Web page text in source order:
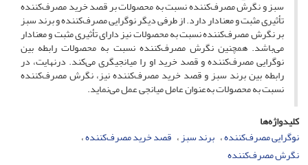
سبز و نگرش مصرف‌کننده نسبت به محصولات بر قصد خرید مصرف‌کننده
تأثیری مثبت و معنادار دارد. از طرفی دیگر نوگرایی مصرف‌کننده و برند سبز
بر نگرش مصرف‌کننده نسبت به محصولات نیز دارای تأثیری مثبت و معنادار
می‌باشد. همچنین نگرش مصرف‌کننده نسبت به محصولات رابطه بین
نوگرایی مصرف‌کننده و قصد خرید او را میانجیگری می‌کند. درنهایت، در
رابطه بین برند سبز و قصد خرید مصرف‌کننده نیز، نگرش مصرف‌کننده
نسبت به محصولات به‌عنوان عامل میانجی عمل می‌نماید.
کلیدواژه‌ها
نوگرایی مصرف‌کننده برند سبز قصد خرید مصرف‌کننده
نگرش مصرف‌کننده